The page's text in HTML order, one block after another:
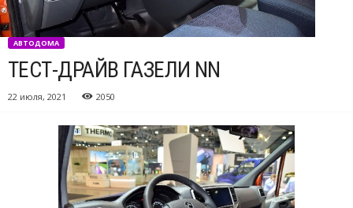
АВТОДОМА
ТЕСТ-ДРАЙВ ГАЗЕЛИ NN
22 июля, 2021 2050